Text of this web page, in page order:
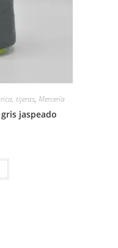
tijeras, Mercería
jaspeado